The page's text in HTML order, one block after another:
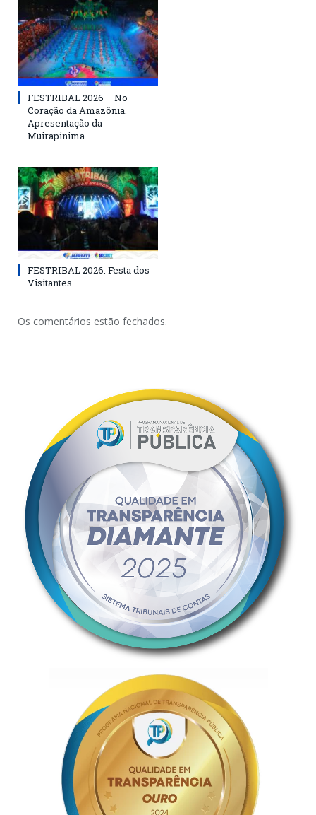
FESTRIBAL 2026 – No
Coração da Amazônia.
Apresentação da
Muirapinima.
FESTRIBAL 2026: Festa dos
Visitantes.
Os comentários estão fechados.